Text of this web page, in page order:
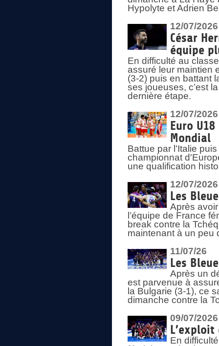
Hypolyte et Adrien
12/07/2026
César
équipe
En difficulté au
assuré leur maintien
(3-2) puis en battant
ses joueuses, c’est
dernière étape.
12/07/2026
Euro
Mondial
Battue par l'Italie
championnat
une qualification
12/07/2026
Les
Après
l’équipe de France
break contre la
maintenant à un peu
11/07/26
Les
Après un
est parvenue à
la Bulgarie (3-1), ce
dimanche contre la
09/07/2026
En